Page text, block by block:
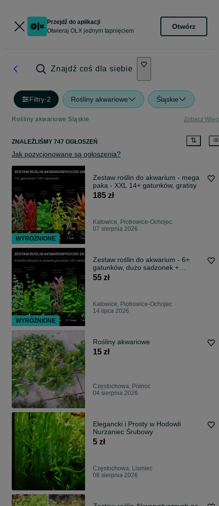
Przejdź do aplikacji
Otwieraj OLX jednym tapnięciem
Otwórz
Znajdź coś dla siebie
Filtry·2 Rośliny akwariowe Śląskie
Rośliny akwariowe Śląskie Zobacz
ZNALEŹLIŚMY 747 OGŁOSZEŃ
Jak pozycjonowane są ogłoszenia?
Zestaw roślin do akwarium - mega
paka - XXL 14+ gatunków, gratisy
185 zł
Katowice, Piotrowice-Ochojec
07 sierpnia 2026
Zestaw roślin do akwarium - 6+
gatunków, dużo sadzonek +
GRATIS
55 zł
Katowice, Piotrowice-Ochojec
14 lipca 2026
Rośliny akwariowe
15 zł
Częstochowa, Północ
04 sierpnia 2026
Elegancki i Prosty w Hodowli
Nurzaniec Śrubowy
5 zł
Częstochowa, Lisiniec
08 sierpnia 2026
WYRÓŻNIONE
WYRÓŻNIONE